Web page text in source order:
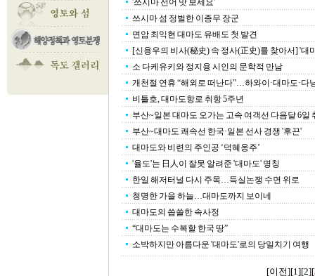
'쓰시마 선어 맛 보세요'
쓰시마 섬 정벌한 이종무 장군
면암 최익현 대마도 유배도 첫 발견
[신용우의 비사(秘史) 속 정사(正史)를 찾아서] '대
소 다케유키와 정지용 시인의 문학적 만남
개천절 연휴 “해외로 떠난다”…하와이·대마도·다
비틀호, 대마도항로 취항 5주년
부산~일본 대마도 오가는 고속 여객선 다음달 6일
부산~대마도 쾌속선 한국·일본 선사 경쟁 '후끈'
대마도와 비련의 주인공 ‘덕혜옹주’
'율도'는 日人이 잘못 알려준 '대마도' 명칭
한일 해저터널 다시 주목…득실논쟁 수면 위로
청명한 가을 하늘…대마도까지 보이네
대마도의 씁쓸한 속사정
“대마도는 수복할 한국 땅”
소박하지만 아름다운 '대마도'로의 당일치기 여행
[이전][1][2][